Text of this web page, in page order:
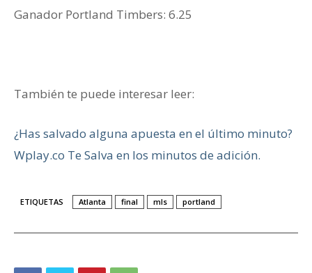
Ganador Portland Timbers: 6.25
También te puede interesar leer:
¿Has salvado alguna apuesta en el último minuto?
Wplay.co Te Salva en los minutos de adición.
ETIQUETAS Atlanta final mls portland